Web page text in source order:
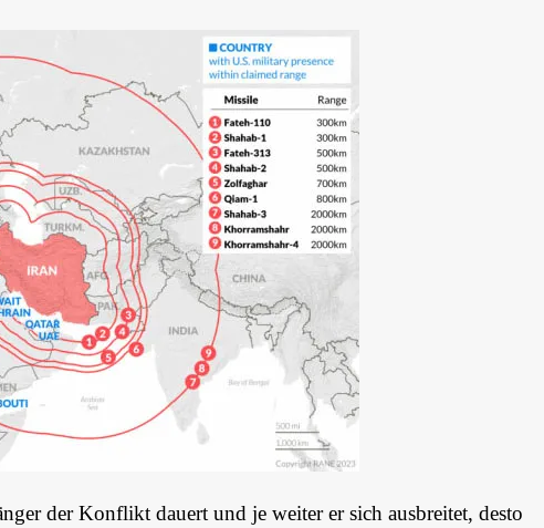
der Konflikt dauert und je weiter er sich ausbreitet, desto